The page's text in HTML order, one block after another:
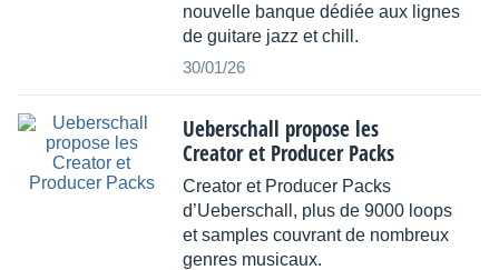
nouvelle banque dédiée aux lignes
de guitare jazz et chill.
30/01/26
Ueberschall propose les
Creator et Producer Packs
Creator et Producer Packs
d’Ueberschall, plus de 9000 loops
et samples couvrant de nombreux
genres musicaux.